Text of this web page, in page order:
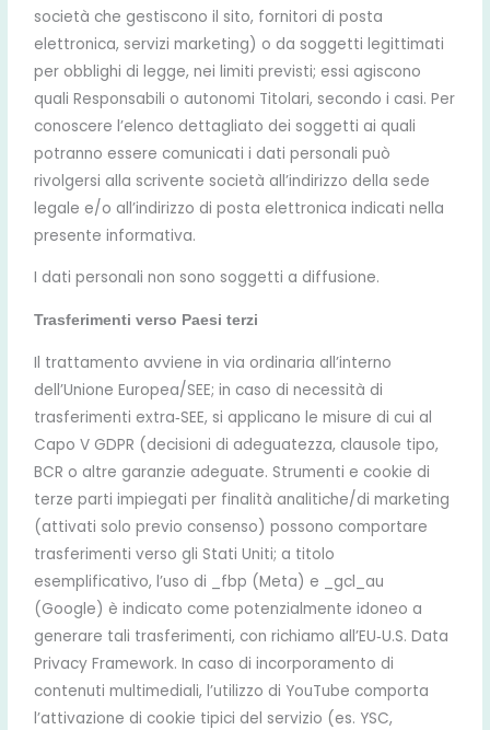
società che gestiscono il sito, fornitori di posta
elettronica, servizi marketing) o da soggetti legittimati
per obblighi di legge, nei limiti previsti; essi agiscono
quali Responsabili o autonomi Titolari, secondo i casi. Per
conoscere l’elenco dettagliato dei soggetti ai quali
potranno essere comunicati i dati personali può
rivolgersi alla scrivente società all’indirizzo della sede
legale e/o all’indirizzo di posta elettronica indicati nella
presente informativa.
I dati personali non sono soggetti a diffusione.
Trasferimenti verso Paesi terzi
Il trattamento avviene in via ordinaria all’interno
dell’Unione Europea/SEE; in caso di necessità di
trasferimenti extra‑SEE, si applicano le misure di cui al
Capo V GDPR (decisioni di adeguatezza, clausole tipo,
BCR o altre garanzie adeguate. Strumenti e cookie di
terze parti impiegati per finalità analitiche/di marketing
(attivati solo previo consenso) possono comportare
trasferimenti verso gli Stati Uniti; a titolo
esemplificativo, l’uso di _fbp (Meta) e _gcl_au
(Google) è indicato come potenzialmente idoneo a
generare tali trasferimenti, con richiamo all’EU‑U.S. Data
Privacy Framework. In caso di incorporamento di
contenuti multimediali, l’utilizzo di YouTube comporta
l’attivazione di cookie tipici del servizio (es. YSC,